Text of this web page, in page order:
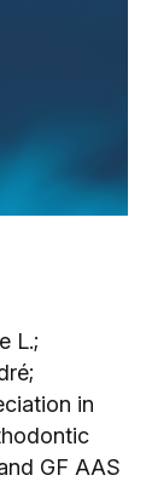
L.;
in
GF AAS